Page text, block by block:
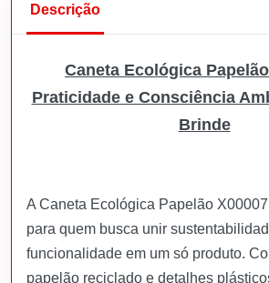
Descrição
Caneta Ecológica
Praticidade e Consciência
Brinde
A Caneta Ecológica Papelão
para quem busca unir
funcionalidade em um só produto.
papelão reciclado e detalhes